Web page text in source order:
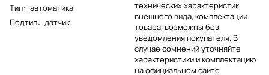
Тип: автоматика
Подтип: датчик
технических характеристик,
внешнего вида, комплектации
товара, возможны без
уведомления покупателя. В
случае сомнений уточняйте
характеристики и комплектацию
на официальном сайте